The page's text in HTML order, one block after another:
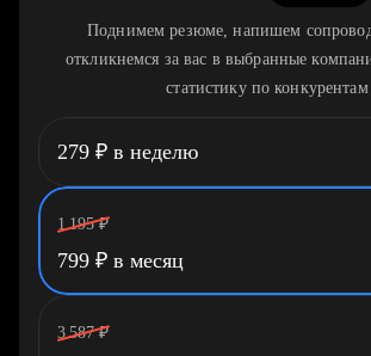
Поднимем резюме, напишем
откликнемся за вас в выбранные
статистику по конкурентам
279 ₽ в неделю
1 195 ₽
799 ₽ в месяц
3 587 ₽